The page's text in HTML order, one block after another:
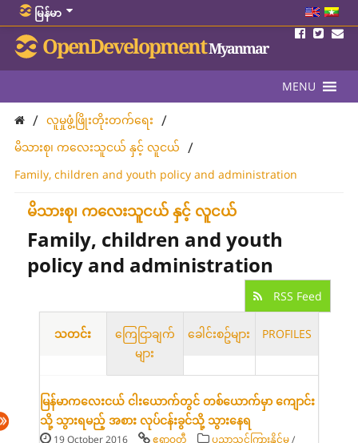
မြန်မာ
OpenDevelopmentMyanmar
MENU
/ လူမှုဖွံ့ဖြိုးတိုးတက်ရေး /
မိသားစု၊ ကလေးသူငယ် နှင့် လူငယ် /
Family, children and youth policy and administration
မိသားစု၊ ကလေးသူငယ် နှင့် လူငယ်
Family, children and youth
policy and administration
RSS Feed
သတင်း
ကြေငြာချက်
များ
ခေါင်းစဥ်များ PROFILES
မြန်မာကလေးငယ် ငါးယောက်တွင် တစ်ယောက်မှာ ကျောင်း
သို့ သွားရမည့် အစား လုပ်ငန်းခွင်သို့ သွားနေရ
19 October 2016 ဧရာဝတီ ပညာသင်ကြားနိုင်မှု /